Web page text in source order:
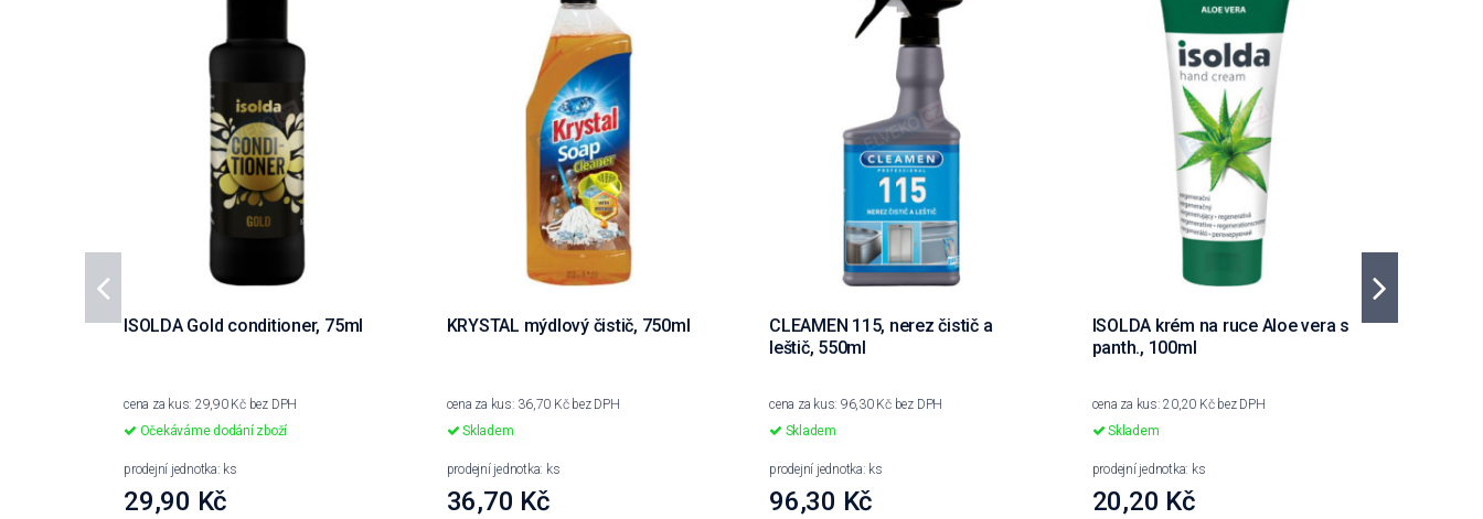
ISOLDA Gold conditioner, 75ml
cena za kus: 29,90 Kč bez DPH
Očekáváme dodání zboží
prodejní jednotka: ks
29,90 Kč
KRYSTAL mýdlový čistič, 750ml
cena za kus: 36,70 Kč bez DPH
Skladem
prodejní jednotka: ks
36,70 Kč
CLEAMEN 115, nerez čistič a
leštič, 550ml
cena za kus: 96,30 Kč bez DPH
Skladem
prodejní jednotka: ks
96,30 Kč
ISOLDA krém na ruce Aloe vera s
panth., 100ml
cena za kus: 20,20 Kč bez DPH
Skladem
prodejní jednotka: ks
20,20 Kč